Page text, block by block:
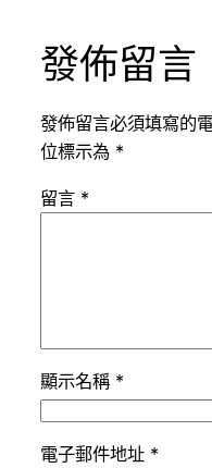
發佈留言
發佈留言必須填寫的
位標示為 *
留言 *
顯示名稱 *
電子郵件地址 *